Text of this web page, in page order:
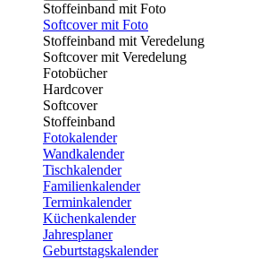
Stoffeinband mit Foto
Softcover mit Foto
Stoffeinband mit Veredelung
Softcover mit Veredelung
Fotobücher
Hardcover
Softcover
Stoffeinband
Fotokalender
Wandkalender
Tischkalender
Familienkalender
Terminkalender
Küchenkalender
Jahresplaner
Geburtstagskalender